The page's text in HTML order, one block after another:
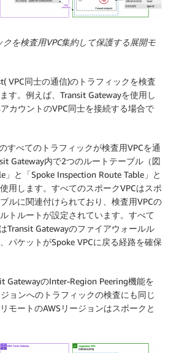
を検査用VPC集約して保護する展開モ
VPC同士の通信)のトラフィックを検査
す。例えば、Transit Gatewayを使用し
カウントのVPC同士を接続する場合で
すべてのトラフィックが検査用VPCを通
Gateway内で2つのルートテーブル（図
」と「Spoke Inspection Route Table」と
用します。すべてのスポークVPCはスポ
ルに関連付けられており、検査用VPCの
トルートが設定されています。すべて
Transit Gatewayのファイアウォールル
パケットがSpoke VPCに戻る経路を確保
GatewayのInter-Region Peering機能を
ョンへのトラフィックの検査にも同じ
モートのAWSリージョンはスポークと